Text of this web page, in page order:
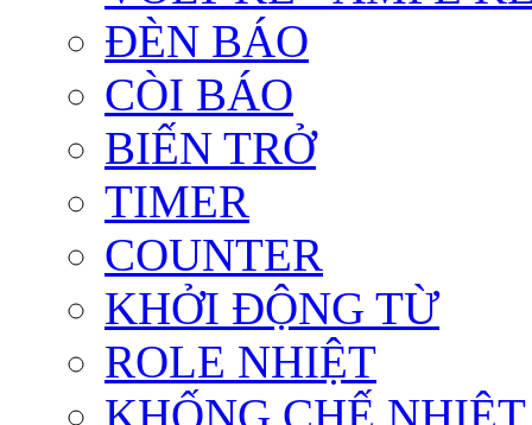
ĐÈN BÁO
CÒI BÁO
BIẾN TRỞ
TIMER
COUNTER
KHỞI ĐỘNG TỪ
ROLE NHIỆT
KHỐNG CHẾ